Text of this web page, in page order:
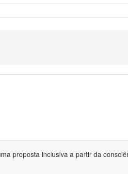
proposta inclusiva a partir da